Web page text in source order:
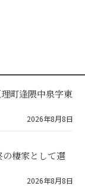
町逢隈中泉字東
2026年8月8日
棲家として選
2026年8月8日